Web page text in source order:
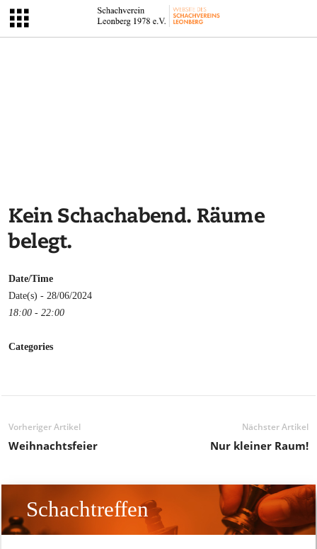
Kein Schachabend. Räume
belegt.
Date/Time
Date(s) - 28/06/2024
18:00 - 22:00
Categories
Vorheriger Artikel
Weihnachtsfeier
Nächster Artikel
Nur kleiner Raum!
Schachtreffen